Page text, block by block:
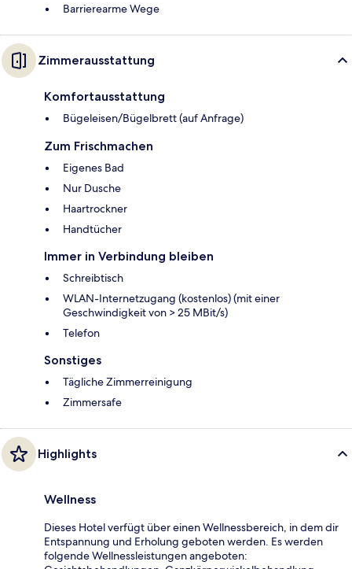
Barrierearme Wege
Zimmerausstattung
Komfortausstattung
Bügeleisen/Bügelbrett (auf Anfrage)
Zum Frischmachen
Eigenes Bad
Nur Dusche
Haartrockner
Handtücher
Immer in Verbindung bleiben
Schreibtisch
WLAN-Internetzugang (kostenlos) (mit einer
Geschwindigkeit von > 25 MBit/s)
Telefon
Sonstiges
Tägliche Zimmerreinigung
Zimmersafe
Highlights
Wellness
Dieses Hotel verfügt über einen Wellnessbereich, in dem dir
Entspannung und Erholung geboten werden. Es werden
folgende Wellnessleistungen angeboten: